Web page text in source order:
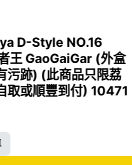
D-Style NO.16
王 GaoGaiGar (外盒
污跡) (此商品只限荔
取或順豐到付) 10471